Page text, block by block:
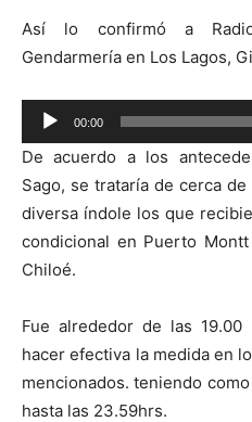
Así lo confirmó a
Gendarmería en Los Lagos,
Reproductor
de
audio
00:00
De acuerdo a los
Sago, se trataría de cerca
diversa índole los que
condicional en Puerto
Chiloé.
Fue alrededor de las
hacer efectiva la medida en
mencionados. teniendo
hasta las 23.59hrs.